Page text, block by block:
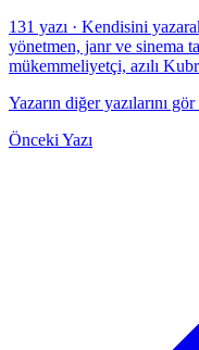
131 yazı · Kendisini
yönetmen, janr ve sinema
mükemmeliyetçi, azılı
Yazarın diğer yazılarını
Önceki Yazı